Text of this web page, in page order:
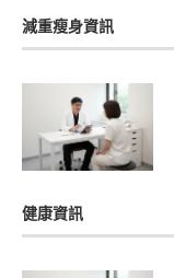
減重瘦身資訊
健康資訊